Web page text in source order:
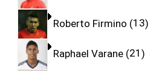
Roberto Firmino 13
Raphael Varane 21